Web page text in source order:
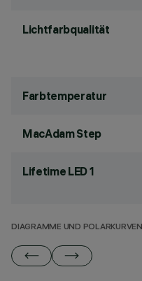
Lichtfarbqualität
Farbtemperatur
MacAdam Step
Lifetime LED 1
DIAGRAMME UND POLARKURVEN